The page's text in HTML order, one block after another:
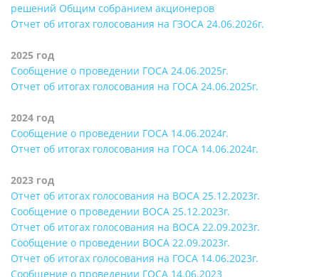
решений Общим собранием акционеров
Отчет об итогах голосования на ГЗОСА 24.06.2026г.
2025 год
Сообщение о проведении ГОСА 24.06.2025г.
Отчет об итогах голосования на ГОСА 24.06.2025г.
2024 год
Сообщение о проведении ГОСА 14.06.2024г.
Отчет об итогах голосования на ГОСА 14.06.2024г.
2023 год
Отчет об итогах голосования на ВОСА 25.12.2023г.
Сообщение о проведении ВОСА 25.12.2023г.
Отчет об итогах голосования на ВОСА 22.09.2023г.
Сообщение о проведении ВОСА 22.09.2023г.
Отчет об итогах голосования на ГОСА 14.06.2023г.
Сообщение о проведении ГОСА 14.06.2023